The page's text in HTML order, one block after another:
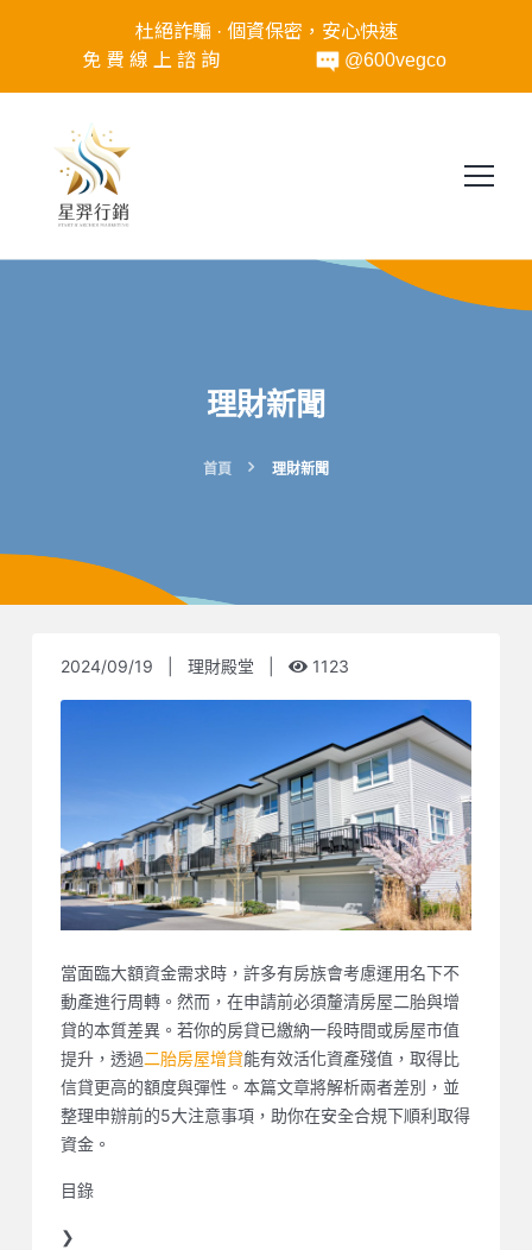
房屋二胎與房屋增貸差別？二胎
杜絕詐騙 · 個資保密，安心快速
免 費 線 上 諮 詢
@600vegco
理財新聞
首頁 理財新聞
2024/09/19 理財殿堂 1123
當面臨大額資金需求時，許多有房族會考慮運用名下不
動產進行周轉。然而，在申請前必須釐清房屋二胎與增
貸的本質差異。若你的房貸已繳納一段時間或房屋市值
提升，透過二胎房屋增貸能有效活化資產殘值，取得比
信貸更高的額度與彈性。本篇文章將解析兩者差別，並
整理申辦前的5大注意事項，助你在安全合規下順利取得
資金。
目錄
❯